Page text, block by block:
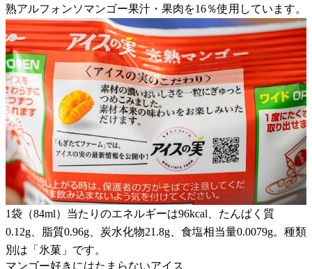
熟アルフォンソマンゴー果汁・果肉を16％使用しています。
1袋（84ml）当たりのエネルギーは96kcal、たんぱく質
0.12g、脂質0.96g、炭水化物21.8g、食塩相当量0.0079g。種類
別は「氷菓」です。
マンゴー好きにはたまらないアイス